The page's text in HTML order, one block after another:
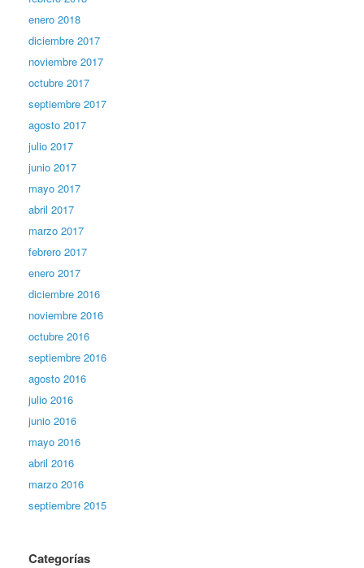
enero 2018
diciembre 2017
noviembre 2017
octubre 2017
septiembre 2017
agosto 2017
julio 2017
junio 2017
mayo 2017
abril 2017
marzo 2017
febrero 2017
enero 2017
diciembre 2016
noviembre 2016
octubre 2016
septiembre 2016
agosto 2016
julio 2016
junio 2016
mayo 2016
abril 2016
marzo 2016
septiembre 2015
Categorías